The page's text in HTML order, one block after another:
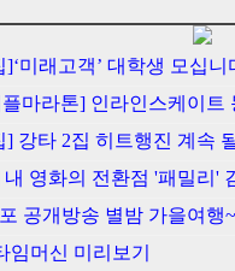
미래고객’ 대학생 모십니
마라톤] 인라인스케이트
강타 2집 히트행진 계속
영화의 전환점 '패밀리'
공개방송 별밤 가을여행~
임머신 미리보기